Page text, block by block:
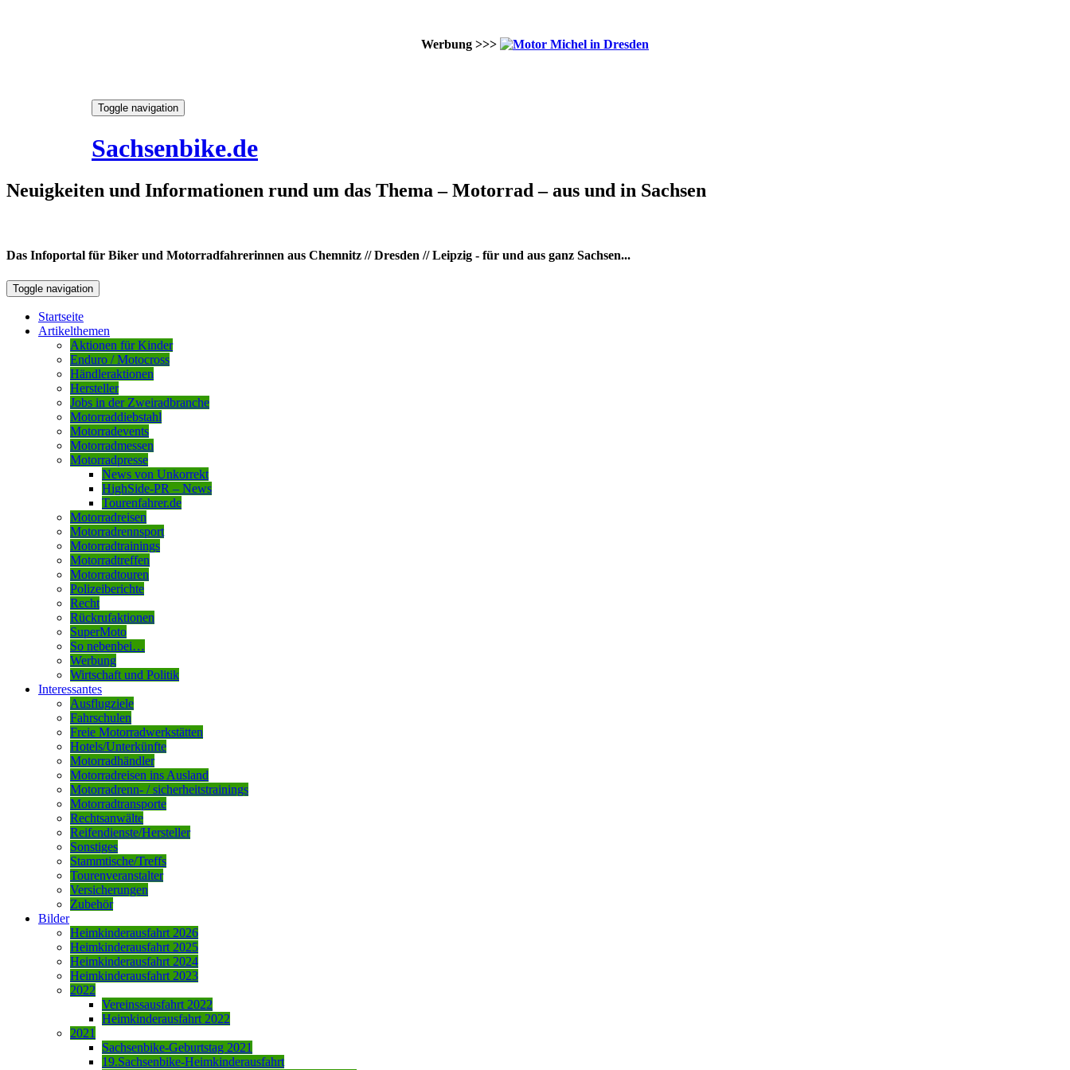
Werbung >>>
Toggle navigation
Sachsenbike.de
Neuigkeiten und Informationen rund um das Thema – Motorrad – aus und in Sachsen
Das Infoportal für Biker und Motorradfahrerinnen aus Chemnitz // Dresden // Leipzig - für und aus ganz Sachsen...
Toggle navigation
Startseite
Artikelthemen
Aktionen für Kinder
Enduro / Motocross
Händleraktionen
Hersteller
Jobs in der Zweiradbranche
Motorraddiebstahl
Motorradevents
Motorradmessen
Motorradpresse
News von Unkorrekt
HighSide-PR – News
Tourenfahrer.de
Motorradreisen
Motorradrennsport
Motorradtrainings
Motorradtreffen
Motorradtouren
Polizeiberichte
Recht
Rückrufaktionen
SuperMoto
So nebenbei…
Werbung
Wirtschaft und Politik
Interessantes
Ausflugziele
Fahrschulen
Freie Motorradwerkstätten
Hotels/Unterkünfte
Motorradhändler
Motorradreisen ins Ausland
Motorradrenn- / sicherheitstrainings
Motorradtransporte
Rechtsanwälte
Reifendienste/Hersteller
Sonstiges
Stammtische/Treffs
Tourenveranstalter
Versicherungen
Zubehör
Bilder
Heimkinderausfahrt 2026
Heimkinderausfahrt 2025
Heimkinderausfahrt 2024
Heimkinderausfahrt 2023
2022
Vereinssausfahrt 2022
Heimkinderausfahrt 2022
2021
Sachsenbike-Geburtstag 2021
19.Sachsenbike-Heimkinderausfahrt